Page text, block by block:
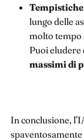
Tempistiche
lungo delle
molto tempo
Puoi eludere
massimi di
In conclusione,